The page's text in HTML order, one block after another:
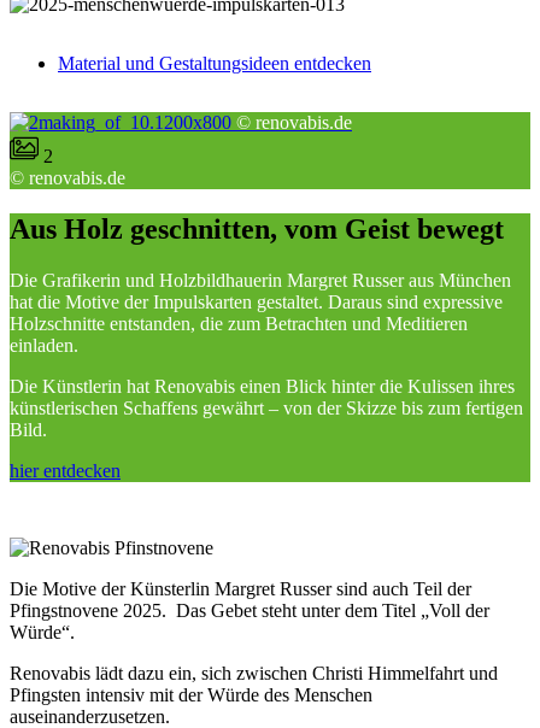
Material und Gestaltungsideen entdecken
© renovabis.de
2
© renovabis.de
Aus Holz geschnitten, vom Geist bewegt
Die Grafikerin und Holzbildhauerin Margret Russer aus München
hat die Motive der Impulskarten gestaltet. Daraus sind expressive
Holzschnitte entstanden, die zum Betrachten und Meditieren
einladen.
Die Künstlerin hat Renovabis einen Blick hinter die Kulissen ihres
künstlerischen Schaffens gewährt – von der Skizze bis zum fertigen
Bild.
hier entdecken
Die Motive der Künsterlin Margret Russer sind auch Teil der
Pfingstnovene 2025. Das Gebet steht unter dem Titel „Voll der
Würde“.
Renovabis lädt dazu ein, sich zwischen Christi Himmelfahrt und
Pfingsten intensiv mit der Würde des Menschen
auseinanderzusetzen.